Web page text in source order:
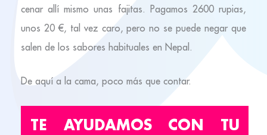
cenar allí mismo unas fajitas. Pagamos 2600 rupias,
unos 20 €, tal vez caro, pero no se puede negar que
salen de los sabores habituales en Nepal.
De aquí a la cama, poco más que contar.
TE AYUDAMOS CON TU